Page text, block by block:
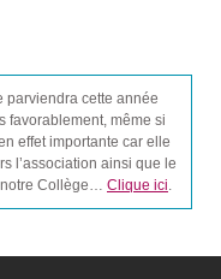
parviendra cette année
favorablement, même si
effet importante car elle
l’association ainsi que le
notre Collège… Clique ici.